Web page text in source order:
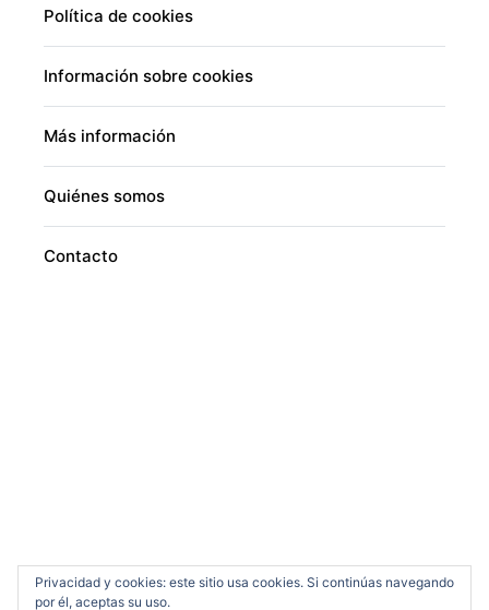
Política de cookies
Información sobre cookies
Más información
Quiénes somos
Contacto
Privacidad y cookies: este sitio usa cookies. Si continúas navegando
por él, aceptas su uso.